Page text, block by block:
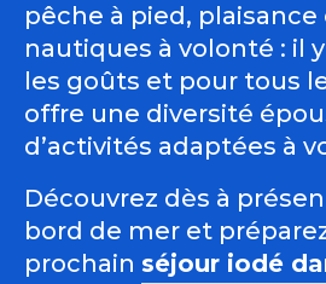
pêche à pied, plaisance
nautiques à volonté : il
les goûts et pour tous
offre une diversité
d’activités adaptées à
Découvrez dès à
bord de mer et
prochain séjour iodé